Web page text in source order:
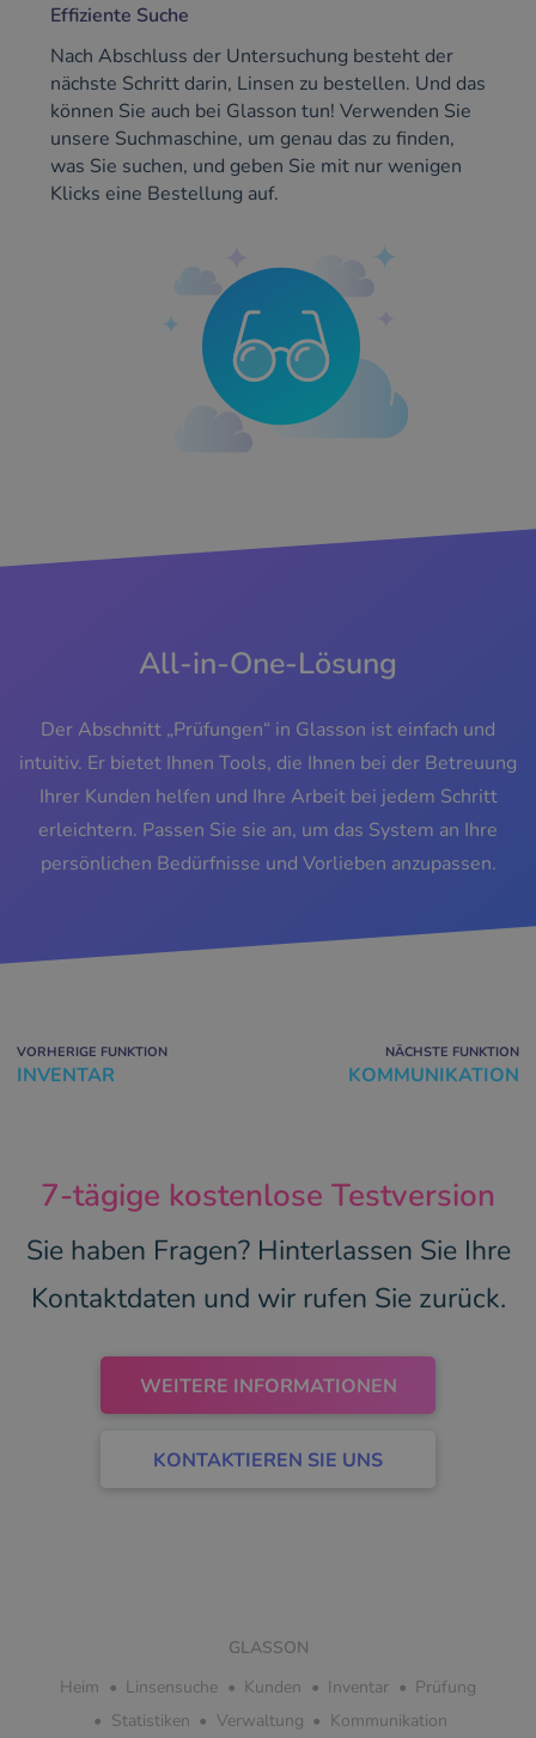
Effiziente Suche
Nach Abschluss der Untersuchung besteht der
nächste Schritt darin, Linsen zu bestellen. Und das
können Sie auch bei Glasson tun! Verwenden Sie
unsere Suchmaschine, um genau das zu finden,
was Sie suchen, und geben Sie mit nur wenigen
Klicks eine Bestellung auf.
All-in-One-Lösung
Der Abschnitt „Prüfungen“ in Glasson ist einfach und
intuitiv. Er bietet Ihnen Tools, die Ihnen bei der Betreuung
Ihrer Kunden helfen und Ihre Arbeit bei jedem Schritt
erleichtern. Passen Sie sie an, um das System an Ihre
persönlichen Bedürfnisse und Vorlieben anzupassen.
VORHERIGE FUNKTION
INVENTAR
NÄCHSTE FUNKTION
KOMMUNIKATION
7-tägige kostenlose Testversion
Sie haben Fragen? Hinterlassen Sie Ihre
Kontaktdaten und wir rufen Sie zurück.
WEITERE INFORMATIONEN
KONTAKTIEREN SIE UNS
GLASSON
Heim
Linsensuche Kunden Inventar
Prüfung
Statistiken
Verwaltung Kommunikation